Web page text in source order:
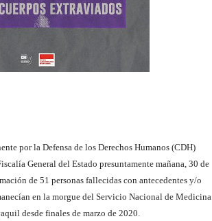
por la Defensa de los Derechos Humanos (CDH)
General del Estado presuntamente mañana, 30 de
de 51 personas fallecidas con antecedentes y/o
en la morgue del Servicio Nacional de Medicina
desde finales de marzo de 2020.